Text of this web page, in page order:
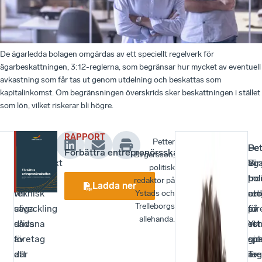
De ägarledda bolagen omgärdas av ett speciellt regelverk för
ägarbeskattningen, 3:12-reglerna, som begränsar hur mycket av eventuell
avkastning som får tas ut genom utdelning och beskattas som
kapitalinkomst. Om begränsningen överskrids sker beskattningen i stället
som lön, vilket riskerar bli högre.
Ägarledda
det
vill
säga
sådana
företag
där
–
Jobbtillväxt
och
teknisk
utveckling
drivs
av
att
RAPPORT
Förbättra entreprenörsskatten
Ladda ner
De
av
ett
–
Vi
att
av
Petter
Birgersson,
politisk
redaktör på
Ystads och
Trelleborgs
allehanda.
på